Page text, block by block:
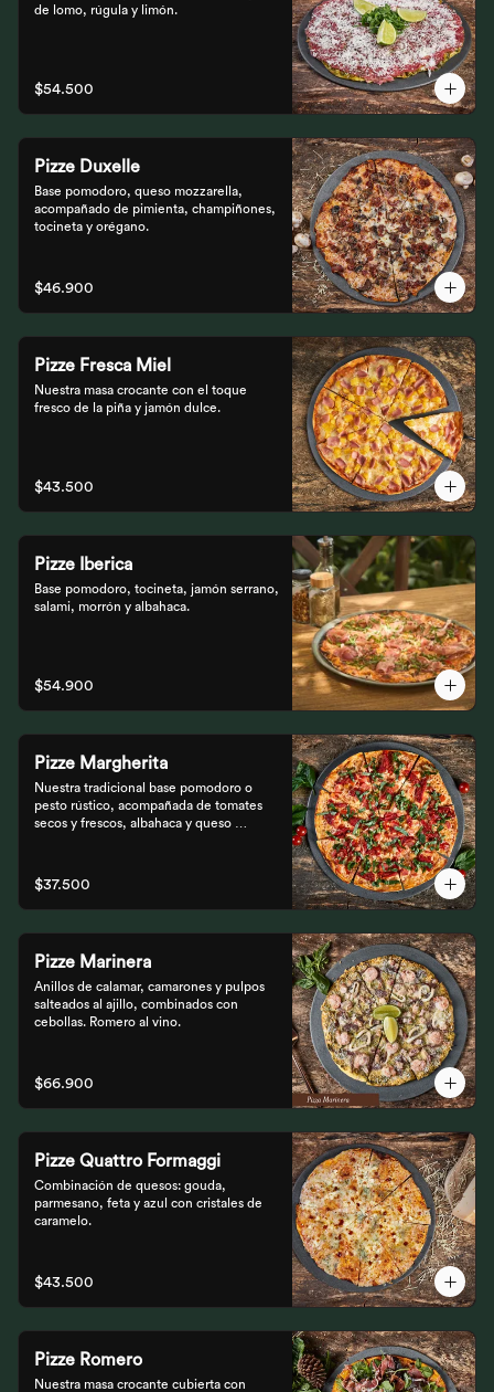
de lomo, rúgula y limón.
$54.500
Pizze Duxelle
Base pomodoro, queso mozzarella,
acompañado de pimienta, champiñones,
tocineta y orégano.
$46.900
Pizze Fresca Miel
Nuestra masa crocante con el toque
fresco de la piña y jamón dulce.
$43.500
Pizze Iberica
Base pomodoro, tocineta, jamón serrano,
salami, morrón y albahaca.
$54.900
Pizze Margherita
Nuestra tradicional base pomodoro o
pesto rústico, acompañada de tomates
secos y frescos, albahaca y queso
$37.500
Pizze Marinera
Anillos de calamar, camarones y pulpos
salteados al ajillo, combinados con
cebollas. Romero al vino.
$66.900
Pizze Quattro Formaggi
Combinación de quesos: gouda,
parmesano, feta y azul con cristales de
caramelo.
$43.500
Pizze Romero
Nuestra masa crocante cubierta con